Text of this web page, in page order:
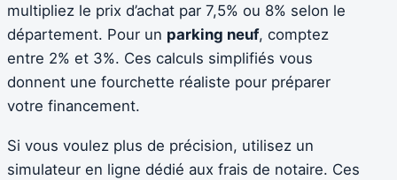
multipliez le prix d’achat par 7,5% ou 8% selon le
département. Pour un parking neuf, comptez
entre 2% et 3%. Ces calculs simplifiés vous
donnent une fourchette réaliste pour préparer
votre financement.
Si vous voulez plus de précision, utilisez un
simulateur en ligne dédié aux frais de notaire. Ces